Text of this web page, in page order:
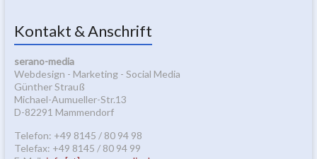
Kontakt & Anschrift
serano-media
Webdesign - Marketing - Social Media
Günther Strauß
Michael-Aumueller-Str.13
D-82291 Mammendorf
Telefon: +49 8145 / 80 94 98
Telefax: +49 8145 / 80 94 99